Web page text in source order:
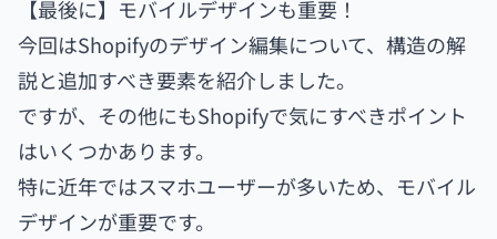
【最後に】モバイルデザインも重要！
今回はShopifyのデザイン編集について、構造の解
説と追加すべき要素を紹介しました。
ですが、その他にもShopifyで気にすべきポイント
はいくつかあります。
特に近年ではスマホユーザーが多いため、モバイル
デザインが重要です。